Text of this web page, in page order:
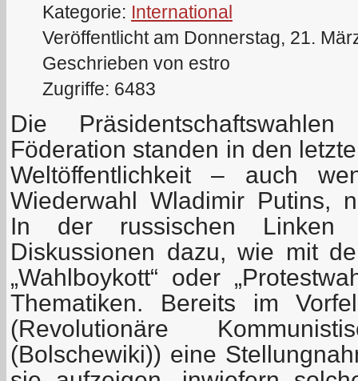
Kategorie: International
Veröffentlicht am Donnerstag, 21.
Geschrieben von estro
Zugriffe: 6483
Die
Föderation standen in den
Weltöffentlichkeit – auch
Wiederwahl Wladimir Putins,
In der russischen
Diskussionen dazu, wie mit
„Wahlboykott“ oder
Thematiken. Bereits im
(Revolutionäre
(Bolschewiki)) eine